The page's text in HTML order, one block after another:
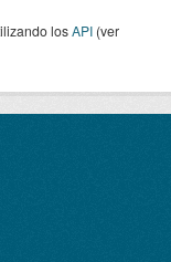
losAPI (ver